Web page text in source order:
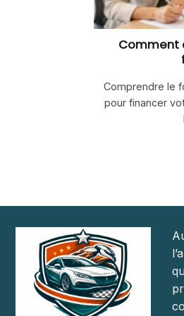
Comment
Comprendre le
pour financer